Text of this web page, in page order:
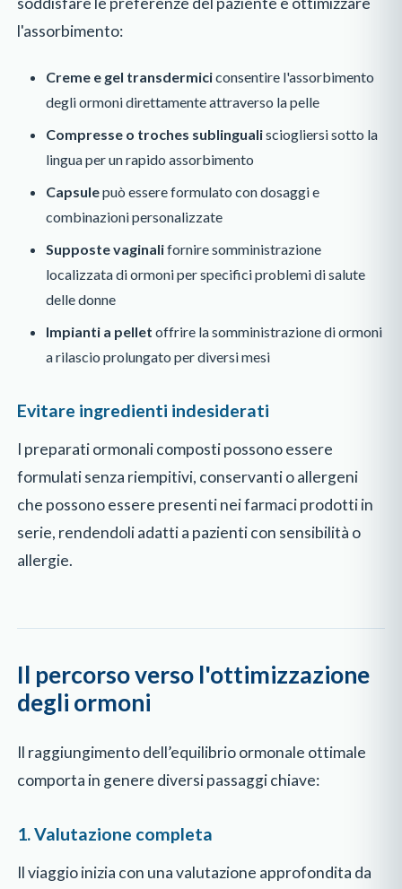
l'assorbimento:
Creme e gel transdermiciconsentire l'assorbimento
degli ormoni direttamente attraverso la pelle
Compresse o troches sublingualisciogliersi sotto la
lingua per un rapido assorbimento
Capsulepuò essere formulato con dosaggi e
combinazioni personalizzate
Supposte vaginalifornire somministrazione
localizzata di ormoni per specifici problemi di salute
delle donne
Impianti a pellet offrire la somministrazione di ormoni
a rilascio prolungato per diversi mesi
Evitare ingredienti indesiderati
I preparati ormonali composti possono essere
formulati senza riempitivi, conservanti o allergeni
che possono essere presenti nei farmaci prodotti in
serie, rendendoli adatti a pazienti con sensibilità o
allergie.
Il percorso verso l'ottimizzazione
degli ormoni
Il raggiungimento dell’equilibrio ormonale ottimale
comporta in genere diversi passaggi chiave:
1. Valutazione completa
Il viaggio inizia con una valutazione approfondita da